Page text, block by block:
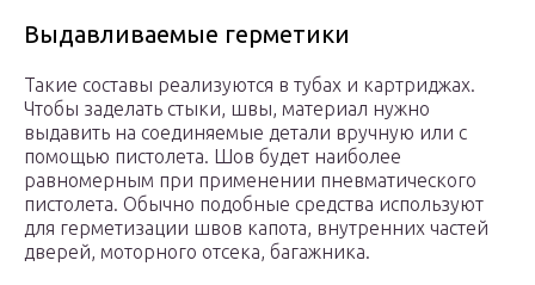
Выдавливаемые герметики
Такие составы реализуются в тубах и картриджах.
Чтобы заделать стыки, швы, материал нужно
выдавить на соединяемые детали вручную или с
помощью пистолета. Шов будет наиболее
равномерным при применении пневматического
пистолета. Обычно подобные средства используют
для герметизации швов капота, внутренних частей
дверей, моторного отсека, багажника.